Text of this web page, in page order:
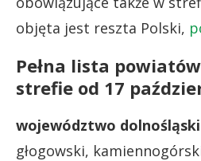
objęta jest reszta Polski,
Pełna lista
strefie od 17
województwo
głogowski,